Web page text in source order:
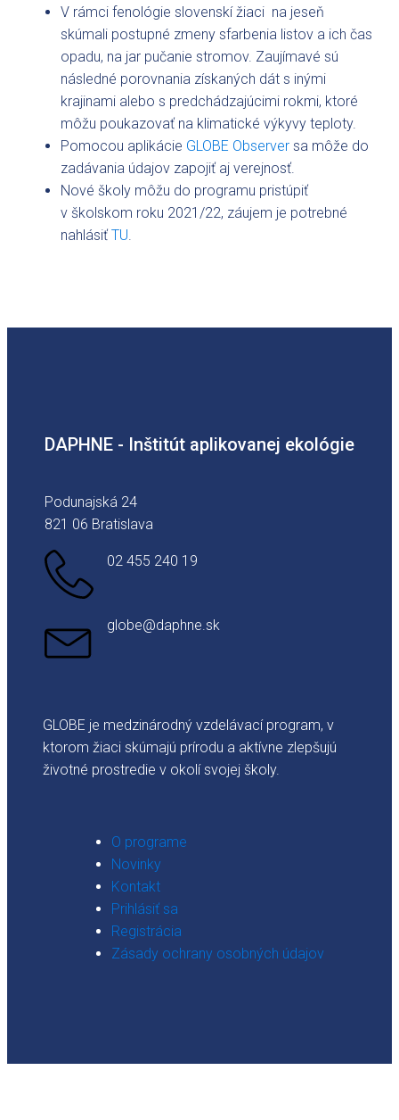
V rámci fenológie slovenskí žiaci na jeseň
skúmali postupné zmeny sfarbenia listov a ich čas
opadu, na jar pučanie stromov. Zaujímavé sú
následné porovnania získaných dát s inými
krajinami alebo s predchádzajúcimi rokmi, ktoré
môžu poukazovať na klimatické výkyvy teploty.
Pomocou aplikácie GLOBE Observer sa môže do
zadávania údajov zapojiť aj verejnosť.
Nové školy môžu do programu pristúpiť
v školskom roku 2021/22, záujem je potrebné
nahlásiť TU.
DAPHNE - Inštitút aplikovanej ekológie
Podunajská 24
821 06 Bratislava
02 455 240 19
globe@daphne.sk
GLOBE je medzinárodný vzdelávací program, v
ktorom žiaci skúmajú prírodu a aktívne zlepšujú
životné prostredie v okolí svojej školy.
O programe
Novinky
Kontakt
Prihlásiť sa
Registrácia
Zásady ochrany osobných údajov